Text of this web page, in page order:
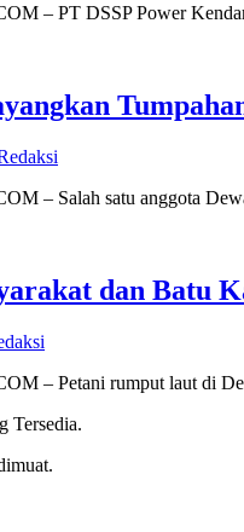
– PT DSSP Power Kendari
– Salah satu anggota
dan Batu
– Petani rumput laut di
Tersedia.